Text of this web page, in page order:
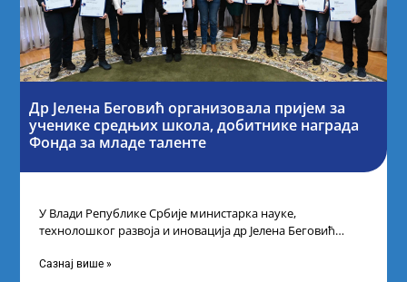
Др Јелена Беговић организовала пријем за
ученике средњих школа, добитнике награда
Фонда за младе таленте
У Влади Републике Србије министарка науке,
технолошког развоја и иновација др Јелена Беговић
Сазнај више »